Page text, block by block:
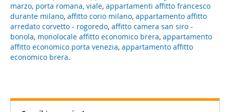
marzo, porta romana, viale, appartamenti affitto francesco
durante milano, affitto corio milano, appartamento affitto
arredato corvetto - rogoredo, affitto camera san siro -
bonola, monolocale affitto economico brera, appartamento
affitto economico porta venezia, appartamento affitto
economico brera.